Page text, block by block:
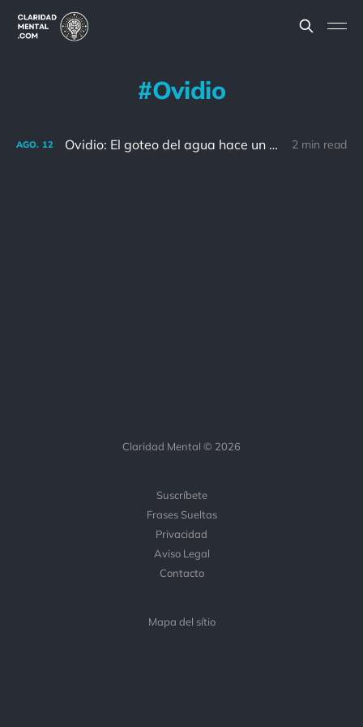
Ovidio
AGO. 12 Ovidio: El goteo del agua hace un hueco en el agua, no por la fuerza, sino por la persistencia. 2 min read
Claridad Mental © 2026
Suscríbete
Frases Sueltas
Privacidad
Aviso Legal
Contacto
Mapa del sítio